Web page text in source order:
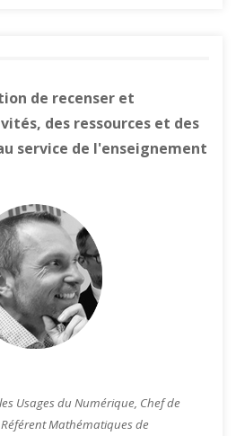
de recenser et
des ressources et des
service de l'enseignement
Usages du Numérique, Chef de
Mathématiques de